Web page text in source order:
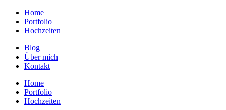
Home
Portfolio
Hochzeiten
Blog
Über mich
Kontakt
Home
Portfolio
Hochzeiten